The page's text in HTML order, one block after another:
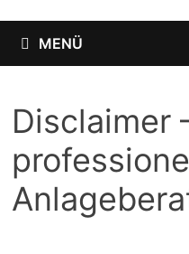
MENÜ
Disclaimer